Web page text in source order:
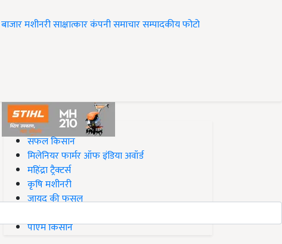
बाजारमशीनरीसाक्षात्कारकंपनी समाचारसम्पादकीयफोटो
#Top on Krishi Jagran
सफल किसान
मिलेनियर फार्मर ऑफ इंडिया अवॉर्ड
महिंद्रा ट्रैक्टर्स
कृषि मशीनरी
जायद की फसल
पीएम किसान